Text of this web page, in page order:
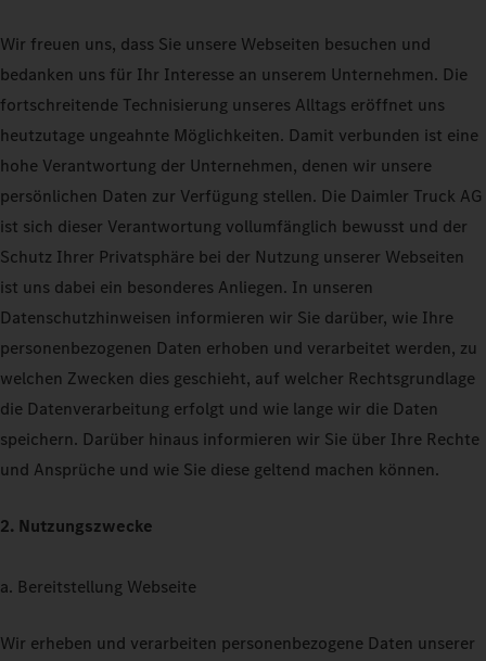
Wir freuen uns, dass Sie unsere Webseiten besuchen und
bedanken uns für Ihr Interesse an unserem Unternehmen. Die
fortschreitende Technisierung unseres Alltags eröffnet uns
heutzutage ungeahnte Möglichkeiten. Damit verbunden ist eine
hohe Verantwortung der Unternehmen, denen wir unsere
persönlichen Daten zur Verfügung stellen. Die Daimler Truck AG
ist sich dieser Verantwortung vollumfänglich bewusst und der
Schutz Ihrer Privatsphäre bei der Nutzung unserer Webseiten
ist uns dabei ein besonderes Anliegen. In unseren
Datenschutzhinweisen informieren wir Sie darüber, wie Ihre
personenbezogenen Daten erhoben und verarbeitet werden, zu
welchen Zwecken dies geschieht, auf welcher Rechtsgrundlage
die Datenverarbeitung erfolgt und wie lange wir die Daten
speichern. Darüber hinaus informieren wir Sie über Ihre Rechte
und Ansprüche und wie Sie diese geltend machen können.
2. Nutzungszwecke
a. Bereitstellung Webseite
Wir erheben und verarbeiten personenbezogene Daten unserer